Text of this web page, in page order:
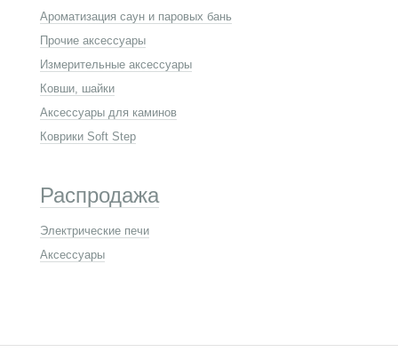
Ароматизация саун и паровых бань
Прочие аксессуары
Измерительные аксессуары
Ковши, шайки
Аксессуары для каминов
Коврики Soft Step
Распродажа
Электрические печи
Аксессуары